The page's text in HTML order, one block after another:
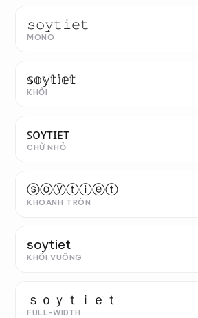
𝚜𝚘𝚢𝚝𝚒𝚎𝚝
MONO
𝕤𝕠𝕪𝕥𝕚𝕖𝕥
KHỐI
ꜱᴏʏᴛɪᴇᴛ
CHỮ NHỎ
ⓢⓞⓨⓣⓘⓔⓣ
KHOANH TRÒN
soytiet
KHỐI VUÔNG
ｓｏｙｔｉｅｔ
FULL-WIDTH